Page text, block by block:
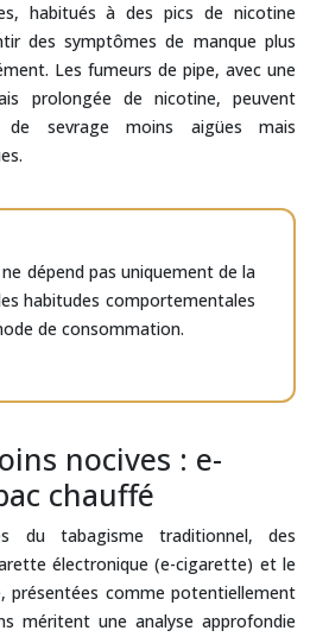
habitués à des pics de nicotine
des symptômes de manque plus
Les fumeurs de pipe, avec une
prolongée de nicotine, peuvent
de sevrage moins aigües mais
dépend pas uniquement de la
habitudes comportementales
de consommation.
nocives : e-
chauffé
du tabagisme traditionnel, des
électronique (e-cigarette) et le
présentées comme potentiellement
méritent une analyse approfondie